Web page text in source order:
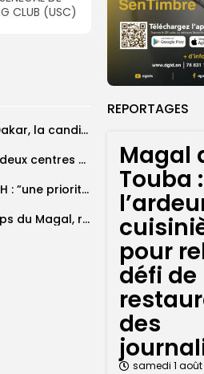
REPORTAGES
Magal
Touba :
pour
défi de
des
samedi 1 août
Secrétariat général de l’OIF : à Dakar, la candidate Coumba Bâ, décline...
Magal 2026 : la SEN-CSU ouvre deux centres d’enrôlement à Touba
Retrouver le statut A de la CNDH : ”une priorité nationale”, selon...
Abdoulaye Faye, cocher le temps du Magal, rêve d’un lendemain meilleur